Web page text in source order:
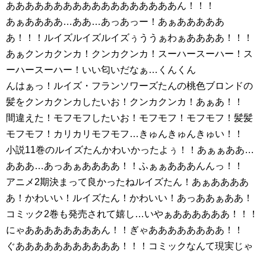
ああああああああああああああああああん！！！
あぁああああ…ああ…あっあっー！あぁあああああ
あ！！！ルイズルイズルイズぅううぁわぁああああ！！！
あぁクンカクンカ！クンカクンカ！スーハースーハー！ス
ーハースーハー！いい匂いだなぁ…くんくん
んはぁっ！ルイズ・フランソワーズたんの桃色ブロンドの
髪をクンカクンカしたいお！クンカクンカ！あぁあ！！
間違えた！モフモフしたいお！モフモフ！モフモフ！髪髪
モフモフ！カリカリモフモフ…きゅんきゅんきゅい！！
小説11巻のルイズたんかわいかったよぅ！！あぁぁああ…
あああ…あっあぁああああ！！ふぁぁあああんんっ！！
アニメ2期決まって良かったねルイズたん！あぁああああ
あ！かわいい！ルイズたん！かわいい！あっああぁああ！
コミック2巻も発売されて嬉し…いやぁああああああ！！！
にゃああああああああん！！ぎゃああああああああ！！
ぐあああああああああああ！！！コミックなんて現実じゃ